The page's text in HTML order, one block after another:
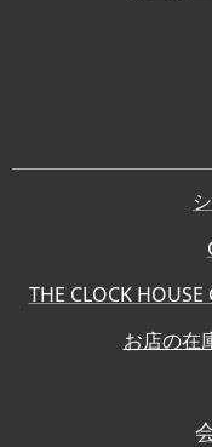
THE CLOCK
お店の在